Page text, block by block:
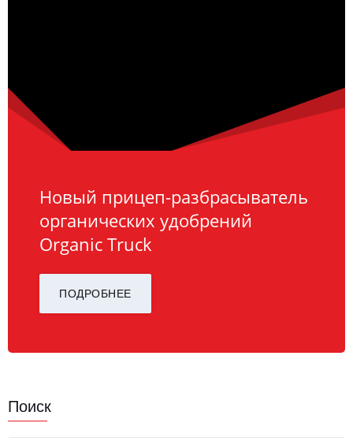
Новый прицеп-разбрасыватель
органических удобрений
Organic Truck
ПОДРОБНЕЕ
Поиск